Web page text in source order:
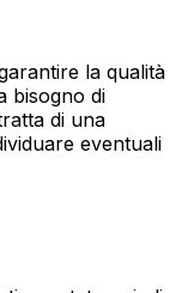
la qualità
bisogno di
di una
eventuali